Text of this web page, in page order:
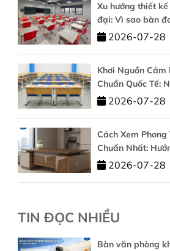
Xu hướng thiết
đại: Vì sao bàn
One được tin
2026-07-28
Khơi Nguồn Cảm
Chuẩn Quốc Tế:
Đồng Hành Cùng
2026-07-28
Cách Xem
Chuẩn Nhất:
A-Z2026-07-28
TIN ĐỌC NHIỀU
Bàn văn phòng